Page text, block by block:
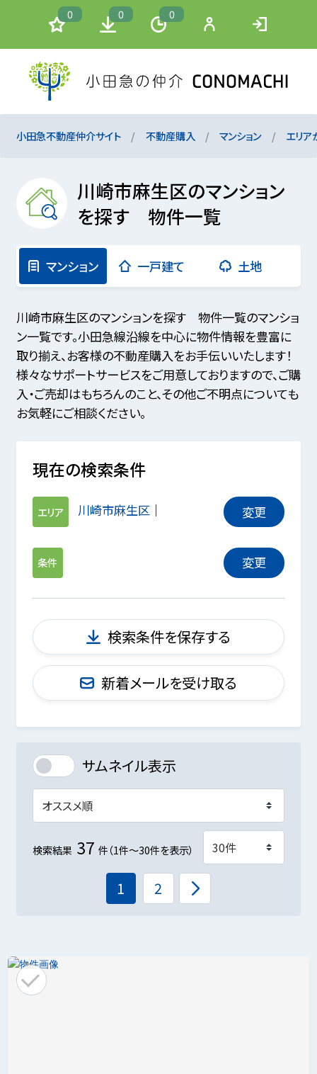
0 0 0
小田急不動産仲介サイト 不動産購入 マンション エリア
川崎市麻生区のマンション
を探す 物件一覧
マンション 一戸建て 土地
川崎市麻生区のマンションを探す 物件一覧のマンショ
ン一覧です。小田急線沿線を中心に物件情報を豊富に
取り揃え、お客様の不動産購入をお手伝いいたします！
様々なサポートサービスをご用意しておりますので、ご購
入・ご売却はもちろんのこと、その他ご不明点についても
お気軽にご相談ください。
現在の検索条件
エリア 川崎市麻生区 変更
条件 変更
検索条件を保存する
新着メールを受け取る
サムネイル表示
検索結果 37 件（1件～30件を表示）
1 2